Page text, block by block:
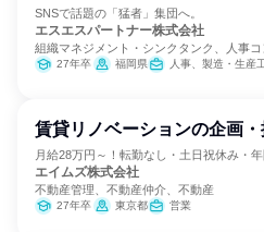
SNSで話題の「猛者」集団へ。
エスエスパートナー株式会社
組織マネジメント・シンクタンク、人事
紹介27年卒 福岡県 人事、製造・生産
賃貸リノベーションの企画
月給28万円～！転勤なし・土日祝休み・
エイムズ株式会社
不動産管理、不動産仲介、不動産
27年卒 東京都 営業